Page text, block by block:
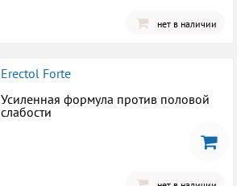
нет в наличии
Erectol Forte
Усиленная формула против половой
слабости